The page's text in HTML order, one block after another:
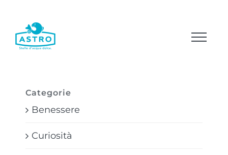
contenuto
Categorie
Benessere
Curiosità